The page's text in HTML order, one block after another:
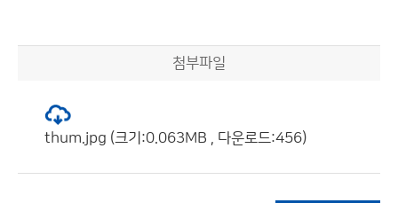
첨부파일
thum.jpg (크기:0.063MB , 다운로드:456)